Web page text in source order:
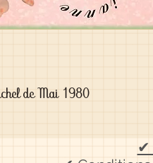
de Mai 1980
✔